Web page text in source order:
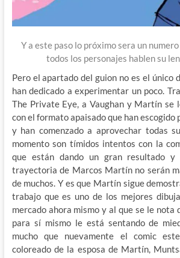
Y a este paso lo próximo sera un
todos los personajes hablen su
Pero el apartado del guion no es el único
han dedicado a experimentar un poco.
The Private Eye, a Vaughan y Martín se
con el formato apaisado que han escogido
y han comenzado a aprovechar todas
momento son tímidos intentos con la
que están dando un gran resultado y
trayectoria de Marcos Martín no serán
de muchos. Y es que Martín sigue
trabajo que es uno de los mejores
mercado ahora mismo y al que se le nota
para sí mismo le está sentando de
mucho que nuevamente el comic
coloreado de la esposa de Martín,